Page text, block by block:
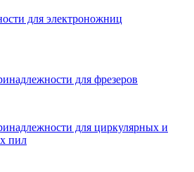
для электроножниц
для фрезеров
для циркулярных и
пил